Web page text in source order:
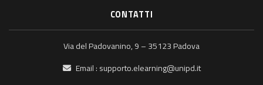
CONTATTI
Via del Padovanino, 9 – 35123 Padova
Email : supporto.elearning@unipd.it